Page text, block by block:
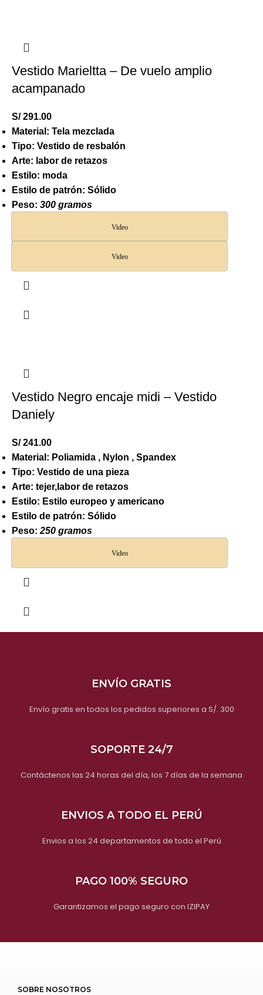
Vestido Marieltta – De vuelo amplio
acampanado
S/291.00
Material: Tela mezclada
Tipo: Vestido de resbalón
Arte: labor de retazos
Estilo: moda
Estilo de patrón: Sólido
Peso: 300 gramos
Video
Video
Vestido Negro encaje midi – Vestido
Daniely
S/241.00
Material: Poliamida , Nylon , Spandex
Tipo: Vestido de una pieza
Arte: tejer,labor de retazos
Estilo: Estilo europeo y americano
Estilo de patrón: Sólido
Peso: 250 gramos
Video
ENVÍO GRATIS
Envío gratis en todos los pedidos superiores a S/. 300
SOPORTE 24/7
Contáctenos las 24 horas del día, los 7 días de la semana
ENVIOS A TODO EL PERÚ
Envios a los 24 departamentos de todo el Perú
PAGO 100% SEGURO
Garantizamos el pago seguro con IZIPAY
SOBRE NOSOTROS